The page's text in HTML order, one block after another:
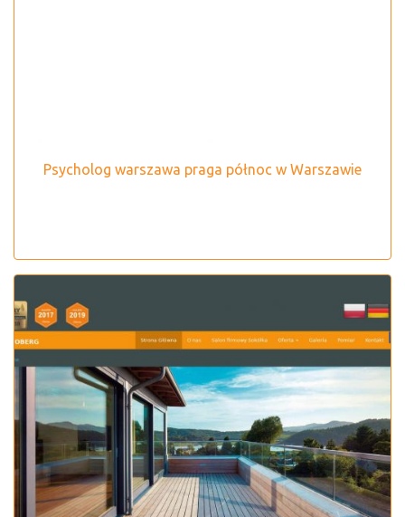
Psycholog warszawa praga północ w Warszawie